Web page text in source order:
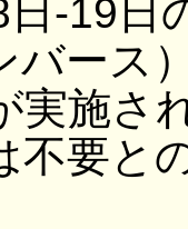
-19日
バース
実施さ
不要と